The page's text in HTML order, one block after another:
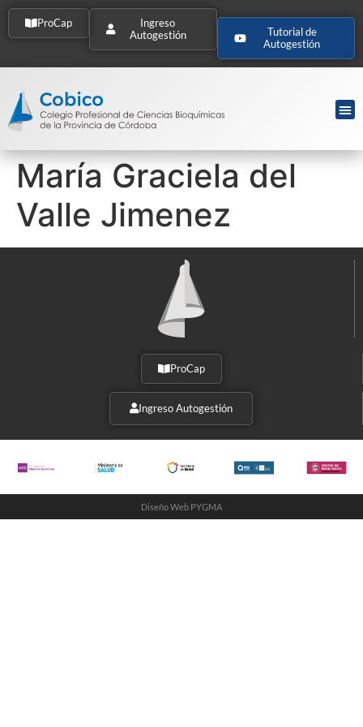
ProCap
Ingreso
Autogestión
Tutorial de
Autogestión
María Graciela del
Valle Jimenez
ProCap
Ingreso Autogestión
Diseño Web PYGMA